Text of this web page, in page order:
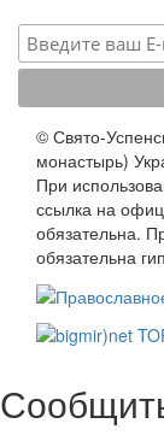
© Свято-
монастырь)
При
ссылка на
обязательна.
обязательна